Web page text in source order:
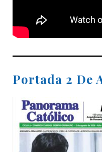
Portada 2 De